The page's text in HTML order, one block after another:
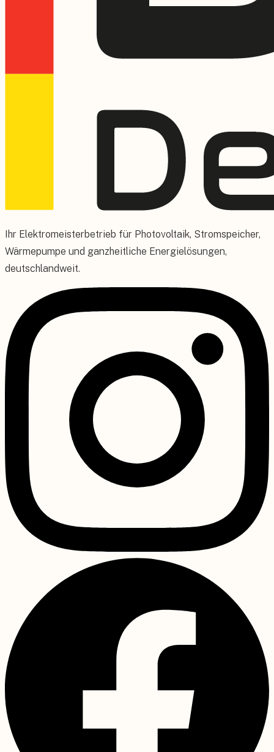
Ihr Elektromeisterbetrieb für Photovoltaik, Stromspeicher,
Wärmepumpe und ganzheitliche Energielösungen,
deutschlandweit.